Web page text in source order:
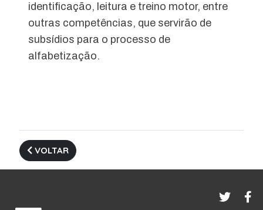
identificação, leitura e treino motor, entre
outras competências, que servirão de
subsídios para o processo de
alfabetização.
VOLTAR